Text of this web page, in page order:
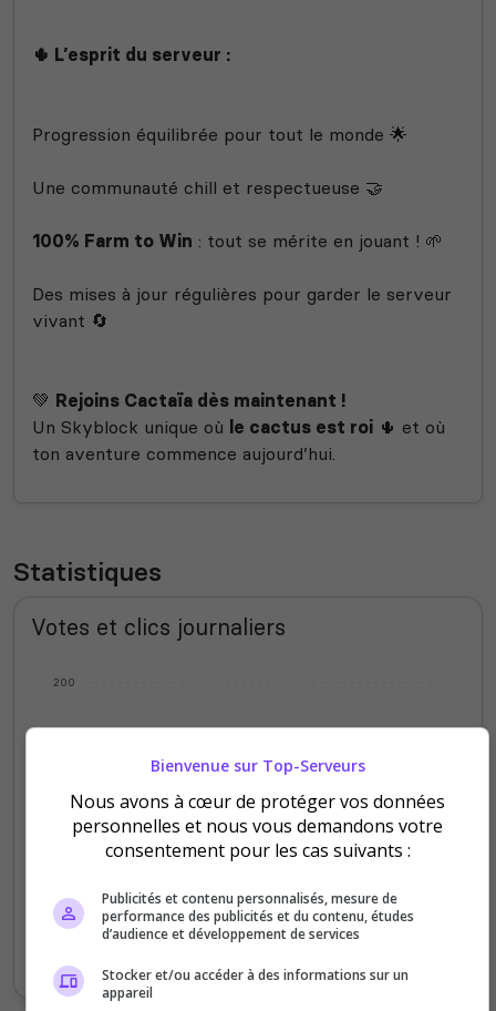
🌵 L’esprit du serveur :
Progression équilibrée pour tout le monde 🌟
Une communauté chill et respectueuse 🤝
100% Farm to Win : tout se mérite en jouant ! 🌱
Des mises à jour régulières pour garder le serveur
vivant 🔄
💚 Rejoins Cactaïa dès maintenant !
Un Skyblock unique où le cactus est roi 🌵 et où
ton aventure commence aujourd’hui.
Statistiques
Votes et clics journaliers
50
200
Lundi Mardi Mercredi Jeudi Vendredi Samedi Dimanche
Bienvenue sur Top-Serveurs
Nous avons à cœur de protéger vos données
personnelles et nous vous demandons votre
consentement pour les cas suivants :
Publicités et contenu personnalisés, mesure de
performance des publicités et du contenu, études
d’audience et développement de services
Stocker et/ou accéder à des informations sur un
appareil